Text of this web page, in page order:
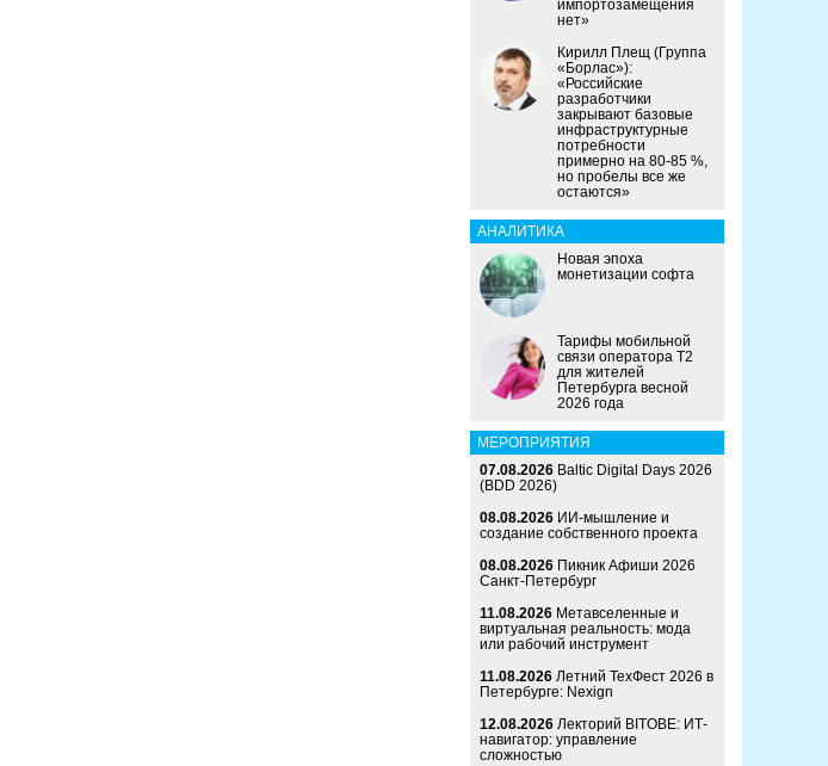
импортозамещения
нет»
Кирилл Плещ (Группа
«Борлас»):
«Российские
разработчики
закрывают базовые
инфраструктурные
потребности
примерно на 80-85 %,
но пробелы все же
остаются»
АНАЛИТИКА
Новая эпоха
монетизации софта
Тарифы мобильной
связи оператора Т2
для жителей
Петербурга весной
2026 года
МЕРОПРИЯТИЯ
07.08.2026 Baltic Digital Days 2026
(BDD 2026)
08.08.2026 ИИ-мышление и
создание собственного проекта
08.08.2026 Пикник Афиши 2026
Санкт-Петербург
11.08.2026 Метавселенные и
виртуальная реальность: мода
или рабочий инструмент
11.08.2026 Летний ТехФест 2026 в
Петербурге: Nexign
12.08.2026 Лекторий BITOBE: ИТ-
навигатор: управление
сложностью